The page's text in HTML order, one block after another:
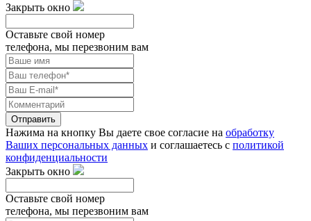
Закрыть окно
Оставьте свой номер
телефона, мы перезвоним вам
Отправить
Нажима на кнопку Вы даете свое согласие на обработку
Ваших персональных данных и соглашаетесь с политикой
конфиденциальности
Закрыть окно
Оставьте свой номер
телефона, мы перезвоним вам